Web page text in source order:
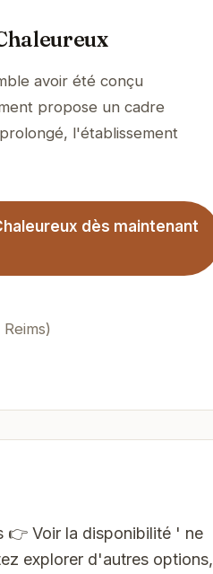
avoir été conçu
propose un cadre
l'établissement
dès maintenant
👉 Voir la disponibilité ' ne
explorer d'autres options,